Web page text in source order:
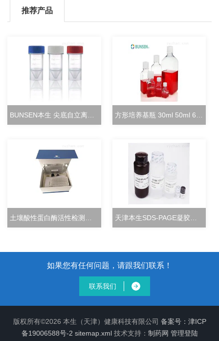
推荐产品
天津本生SDS-PAGE凝胶快速配制试剂盒
如果您有任何问题，请跟我们联系！
联系我们
版权所有©2026 本生（天津）健康科技有限公司 备案号：津ICP
备19006588号-2 sitemap.xml技术支持： 制药网 管理登陆